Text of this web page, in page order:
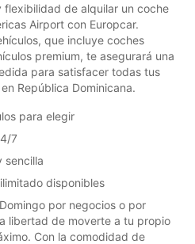
flexibilidad de alquilar un coche
Airport con Europcar.
que incluye coches
premium, te asegurará una
para satisfacer todas tus
República Dominicana.
para elegir
7
sencilla
disponibles
por negocios o por
libertad de moverte a tu propio
Con la comodidad de